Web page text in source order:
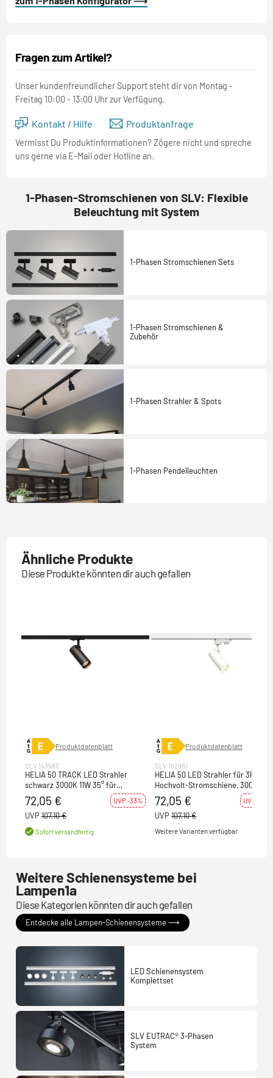
1-Phasen-Stromschienen von SLV: Flexible
Beleuchtung mit System
1-Phasen Stromschienen Sets
1-Phasen Stromschienen &
Zubehör
1-Phasen Strahler & Spots
1-Phasen Pendelleuchten
Fragen zum Artikel?
Unser kundenfreundlicher Support steht dir von Montag -
Freitag 10:00 - 13:00 Uhr zur Verfügung.
Kontakt / Hilfe Produktanfrage
Vermisst Du Produktinformationen? Zögere nicht und spreche
uns gerne via E-Mail oder Hotline an.
Ähnliche Produkte
Diese Produkte könnten dir auch gefallen
Produktdatenblatt
SLV 143580
HELIA 50 TRACK LED Strahler
schwarz 3000K 11W 35° für
1Phasen Hochvolt-Stromschiene
inkl. 1 Phasen-Adapter
72,05 € UVP -33%
UVP 107,10 €
Sofort versandfertig
Produktdatenblatt
SLV 152961
HELIA 50 LED Strahler für
Hochvolt-Stromschiene, 3000K,
weiss, 35°, inkl. 3 Phasen-Adapter
72,05 € UVP -33%
UVP 107,10 €
Weitere Varianten verfügbar
Weitere Schienensysteme bei
Lampen1a
Diese Kategorien könnten dir auch gefallen
Entdecke alle Lampen-Schienensysteme ⟶
LED Schienensystem
Komplettset
SLV EUTRAC® 3-Phasen
System